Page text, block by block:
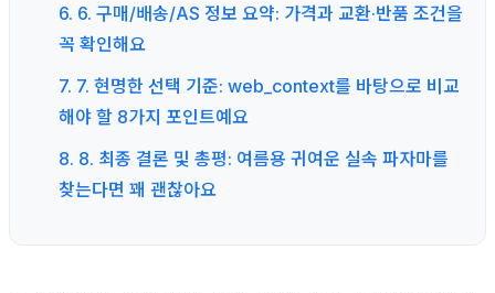
6. 6. 구매/배송/AS 정보 요약: 가격과 교환·반품 조건을
꼭 확인해요
7. 7. 현명한 선택 기준: web_context를 바탕으로 비교
해야 할 8가지 포인트예요
8. 8. 최종 결론 및 총평: 여름용 귀여운 실속 파자마를
찾는다면 꽤 괜찮아요